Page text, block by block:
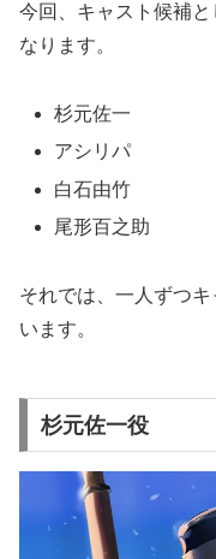
今回、キャスト候補
なります。
杉元佐一
アシリパ
白石由竹
尾形百之助
それでは、一人ずつ
います。
杉元佐一役